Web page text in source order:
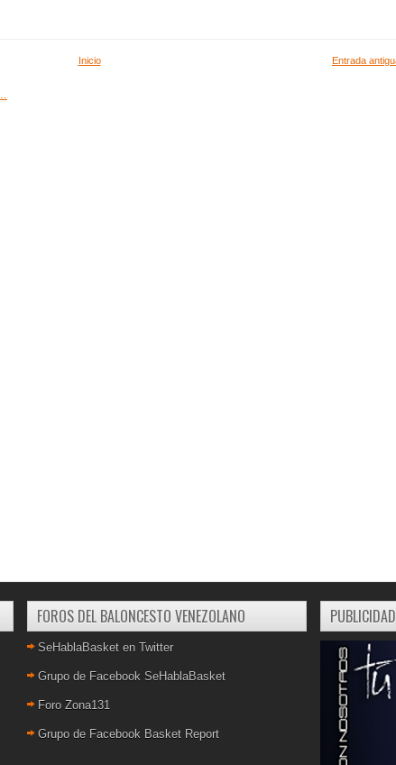
Entrada
Inicio
FOROS DEL BALONCESTO VENEZOLANO
SeHablaBasket en Twitter
Grupo de Facebook SeHablaBasket
Foro Zona131
Grupo de Facebook Basket Report
PUBLICIDAD